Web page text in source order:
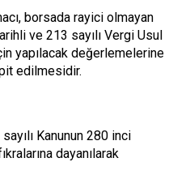
borsada rayici olmayan
ve 213 sayılı Vergi Usul
yapılacak değerlemelerine
edilmesidir.
Kanunun 280 inci
dayanılarak